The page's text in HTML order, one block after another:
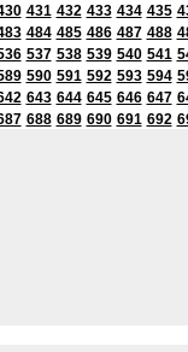
431 432 433 434 435
484 485 486 487 488
537 538 539 540 541
590 591 592 593 594
643 644 645 646 647
688 689 690 691 692